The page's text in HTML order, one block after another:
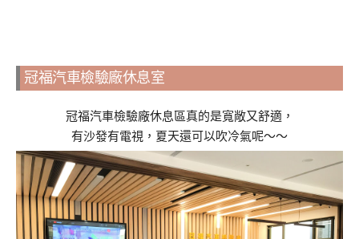
冠福汽車檢驗廠休息室
冠福汽車檢驗廠休息區真的是寬敞又舒適，
有沙發有電視，夏天還可以吹冷氣呢～～